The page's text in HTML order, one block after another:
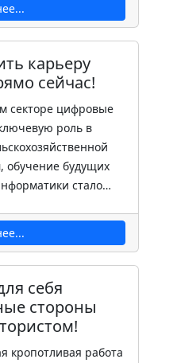
карьеру
сейчас!
секторе цифровые
роль в
обучение будущих
стало…
себя
стороны
кропотливая работа